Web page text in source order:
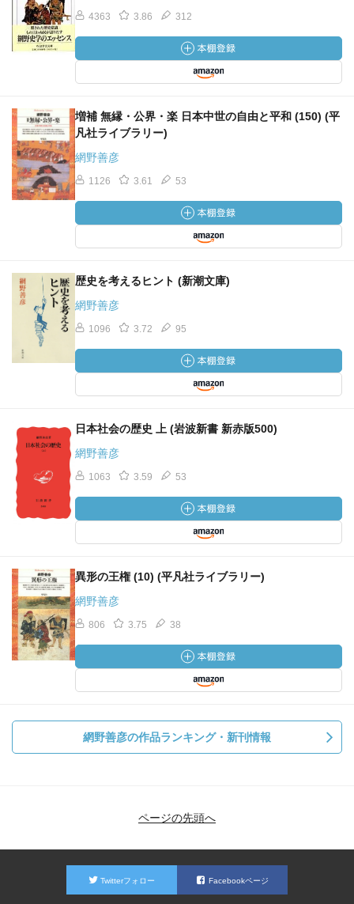
4363 3.86 312
増補 無縁・公界・楽 日本中世の自由と平和 (150) (平
凡社ライブラリー)
網野善彦
1126 3.61 53
歴史を考えるヒント (新潮文庫)
網野善彦
1096 3.72 95
日本社会の歴史 上 (岩波新書 新赤版500)
網野善彦
1063 3.59 53
異形の王権 (10) (平凡社ライブラリー)
網野善彦
806 3.75 38
網野善彦の作品ランキング・新刊情報
ページの先頭へ
Twitterフォロー Facebookページ